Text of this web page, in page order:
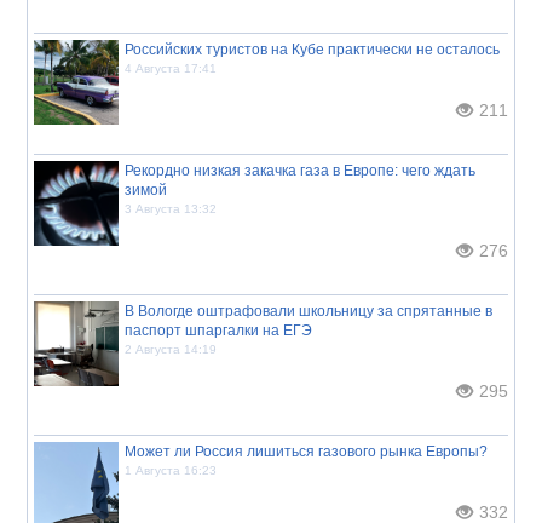
Российских туристов на Кубе практически не осталось
4 Августа 17:41
211
Рекордно низкая закачка газа в Европе: чего ждать
зимой
3 Августа 13:32
276
В Вологде оштрафовали школьницу за спрятанные в
паспорт шпаргалки на ЕГЭ
2 Августа 14:19
295
Может ли Россия лишиться газового рынка Европы?
1 Августа 16:23
332